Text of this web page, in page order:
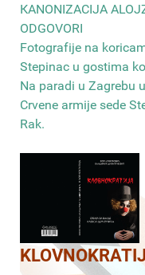
КANONIZACIJA
ODGOVORI
Fotografije na
Stepinac u gostima
Na paradi u Zagrebu
Crvene armije sede
Rak.